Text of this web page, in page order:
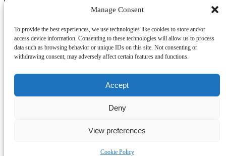
Manage Consent
To provide the best experiences, we use technologies like cookies to store and/or
access device information. Consenting to these technologies will allow us to process
data such as browsing behavior or unique IDs on this site. Not consenting or
withdrawing consent, may adversely affect certain features and functions.
Accept
Deny
View preferences
Cookie Policy
L’evoluzione delle calze
misure
Chi siamo
Chi siamo
Praticità